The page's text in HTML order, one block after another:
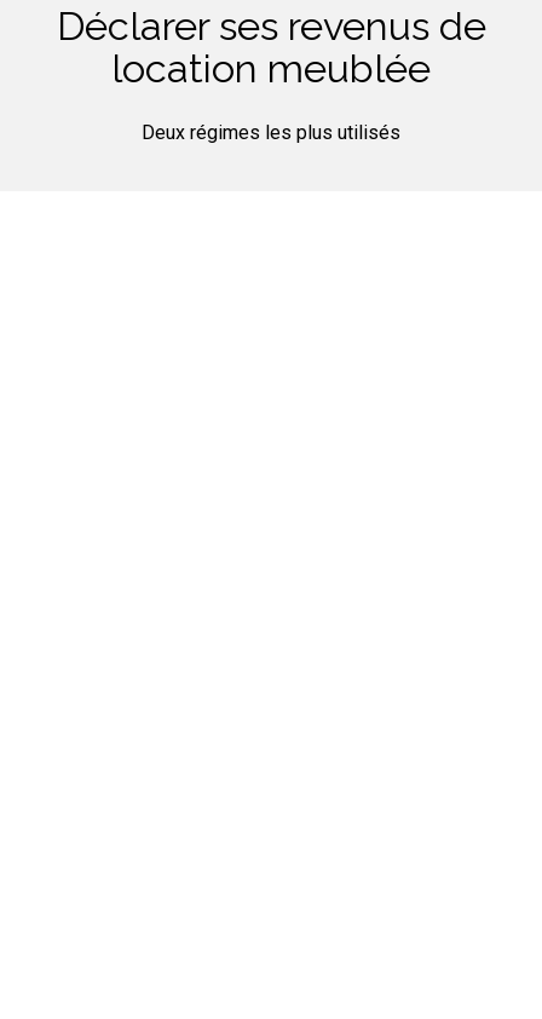
Déclarer ses revenus de
location meublée
Deux régimes les plus utilisés